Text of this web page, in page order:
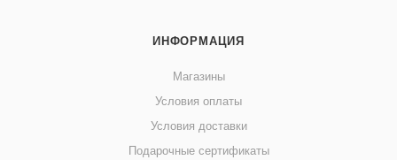
ИНФОРМАЦИЯ
Магазины
Условия оплаты
Условия доставки
Подарочные сертификаты